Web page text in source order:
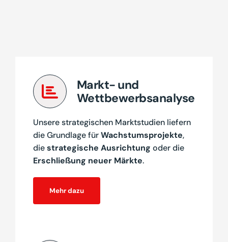
Markt- und
Wettbewerbsanalyse
Unsere strategischen Marktstudien liefern
die Grundlage fürWachstumsprojekte,
diestrategische Ausrichtung oder die
Erschließung neuer Märkte.
Mehr dazu